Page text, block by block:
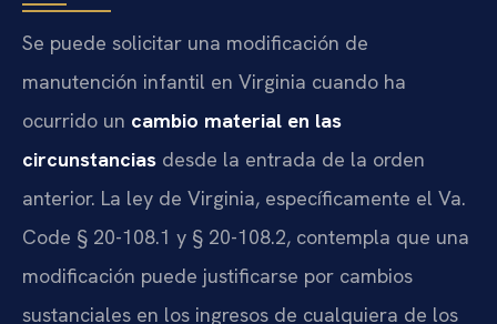
Se puede solicitar una modificación de
manutención infantil en Virginia cuando ha
ocurrido un cambio material en las
circunstancias desde la entrada de la orden
anterior. La ley de Virginia, específicamente el Va.
Code § 20-108.1 y § 20-108.2, contempla que una
modificación puede justificarse por cambios
sustanciales en los ingresos de cualquiera de los